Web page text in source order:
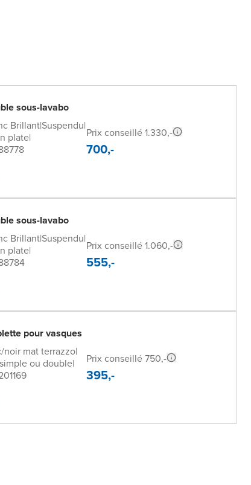
sous-lavabo
Brillant|Suspendu|
plate|
Prix conseillé 1.330,-
700,-
sous-lavabo
Brillant|Suspendu|
plate|
Prix conseillé 1.060,-
555,-
pour vasques
noir mat terrazzo|
ou double|
Prix conseillé 750,-
395,-